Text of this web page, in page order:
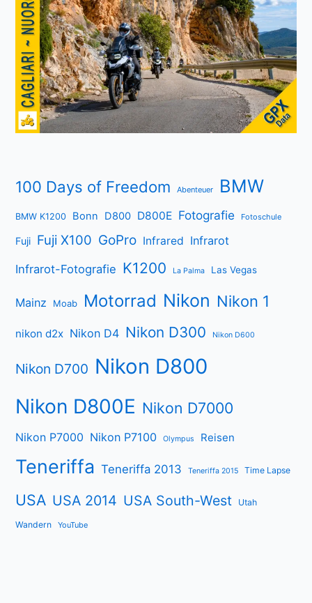
100 Days of Freedom Abenteuer BMW
BMW K1200 Bonn D800 D800E Fotografie Fotoschule
Fuji Fuji X100 GoPro Infrared Infrarot
Infrarot-Fotografie K1200 La Palma Las Vegas
Mainz Moab Motorrad Nikon Nikon 1
nikon d2x Nikon D4 Nikon D300 Nikon D600
Nikon D700 Nikon D800
Nikon D800E Nikon D7000
Nikon P7000 Nikon P7100 Olympus Reisen
Teneriffa Teneriffa 2013 Teneriffa 2015 Time Lapse
USA USA 2014 USA South-West Utah
Wandern YouTube